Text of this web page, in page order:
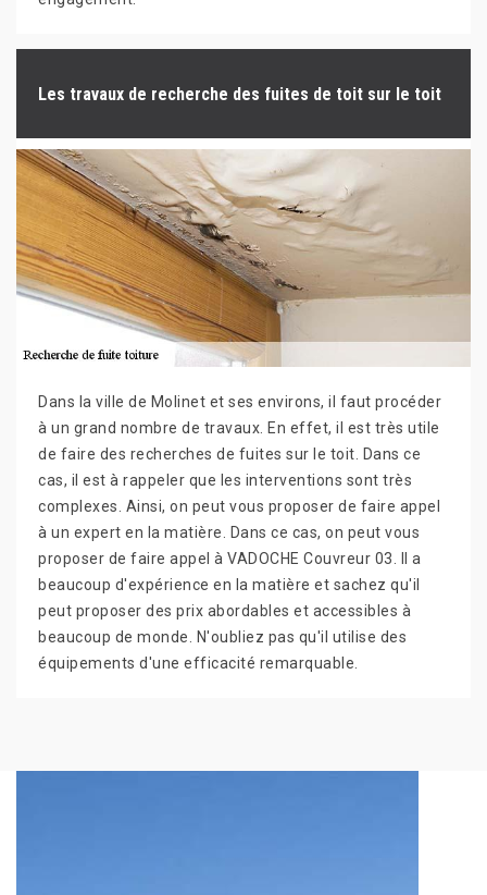
Les travaux de recherche des fuites de toit sur le toit
Dans la ville de Molinet et ses environs, il faut procéder
à un grand nombre de travaux. En effet, il est très utile
de faire des recherches de fuites sur le toit. Dans ce
cas, il est à rappeler que les interventions sont très
complexes. Ainsi, on peut vous proposer de faire appel
à un expert en la matière. Dans ce cas, on peut vous
proposer de faire appel à VADOCHE Couvreur 03. Il a
beaucoup d'expérience en la matière et sachez qu'il
peut proposer des prix abordables et accessibles à
beaucoup de monde. N'oubliez pas qu'il utilise des
équipements d'une efficacité remarquable.